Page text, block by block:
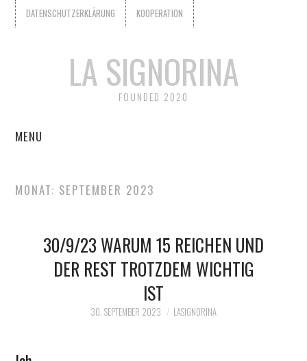
DATENSCHUTZERKLÄRUNG KOOPERATION
LA SIGNORINA
FOUNDED 2020
MENU
WER IST LA SIGNORINA?
DATENSCHUTZERKLÄRUNG
MONAT: SEPTEMBER 2023
30/9/23 WARUM 15 REICHEN UND
DER REST TROTZDEM WICHTIG
IST
30. SEPTEMBER 2023 LASIGNORINA